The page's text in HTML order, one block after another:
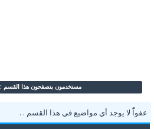
مستخدمون يتصفحون هذا القسم : 1 ضيف/ضيوف
عفواًً لا يوجد أي مواضيع في هذا القسم . .